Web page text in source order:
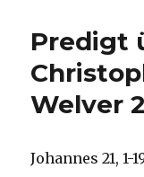
Predigt
Welver
Johannes 21, 1-